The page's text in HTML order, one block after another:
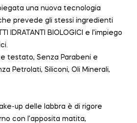
una nuova tecnologia
prevede gli stessi ingredienti
IDRATANTI BIOLOGICI e l’impiego
testato, Senza Parabeni e
Petrolati, Siliconi, Oli Minerali,
up delle labbra è di rigore
con l’apposita matita,